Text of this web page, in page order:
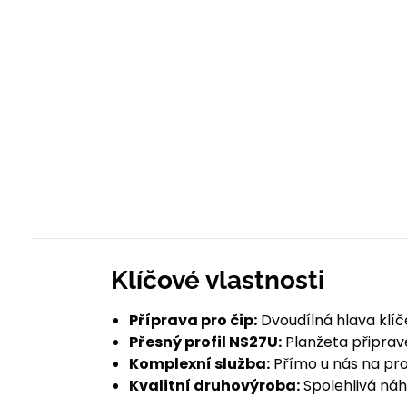
Klíčové vlastnosti
Příprava pro čip:Dvoudílná hlava
Přesný profil NS27U:Planžeta
Komplexní služba:Přímo u nás na
Kvalitní druhovýroba:Spolehlivá